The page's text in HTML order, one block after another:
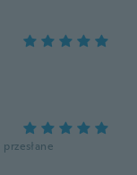
przesłane